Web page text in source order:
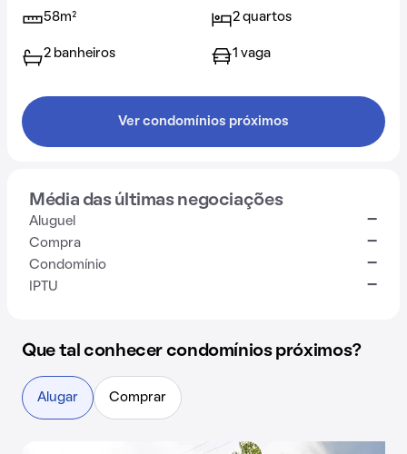
58m² 2 quartos
2 banheiros 1 vaga
Ver condomínios próximos
Média das últimas negociações
Aluguel -
Compra -
Condomínio -
IPTU -
Que tal conhecer condomínios próximos?
Alugar Comprar